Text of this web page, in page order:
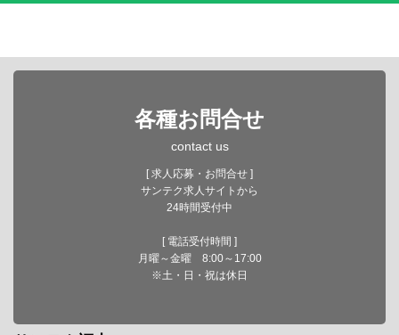
各種お問合せ
contact us
[ 求人応募・お問合せ ]
サンテク求人サイトから
24時間受付中
[ 電話受付時間 ]
月曜～金曜 8:00～17:00
※土・日・祝は休日